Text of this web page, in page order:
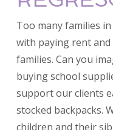
Too many families
with paying rent
families. Can you
buying school
support our clients
stocked backpacks.
children and their